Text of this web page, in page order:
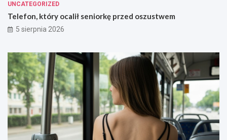
UNCATEGORIZED
Telefon, który ocalił seniorkę przed oszustwem
5 sierpnia 2026